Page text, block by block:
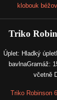
klobouk
Triko
Úplet: Hladký
bavlnaGramáž:
včetně
Triko Robinson